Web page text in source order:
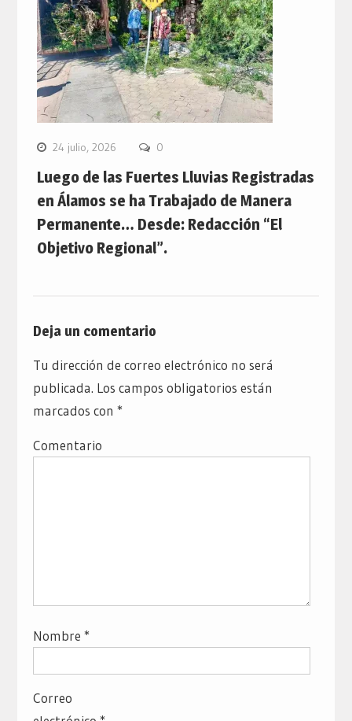
24 julio, 2026 0
Luego de las Fuertes Lluvias Registradas
en Álamos se ha Trabajado de Manera
Permanente… Desde: Redacción “El
Objetivo Regional”.
Deja un comentario
Tu dirección de correo electrónico no será
publicada. Los campos obligatorios están
marcados con *
Comentario
Nombre *
Correo